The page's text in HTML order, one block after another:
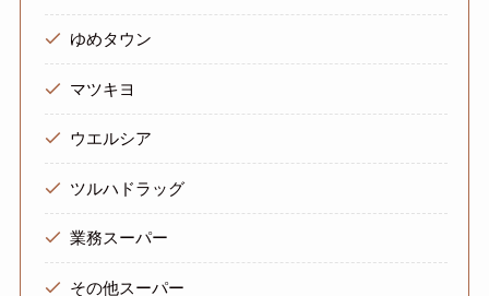
ゆめタウン
マツキヨ
ウエルシア
ツルハドラッグ
業務スーパー
その他スーパー